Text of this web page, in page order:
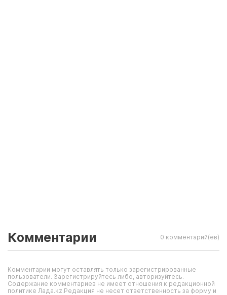
Комментарии 0 комментарий(ев)
Комментарии могут оставлять только зарегистрированные
пользователи. Зарегистрируйтесь либо, авторизуйтесь.
Содержание комментариев не имеет отношения к редакционной
политике Лада.kz.Редакция не несет ответственность за форму и